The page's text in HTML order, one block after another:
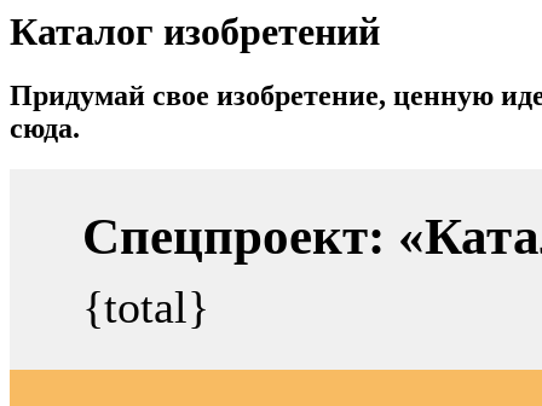
Каталог изобретений
Придумай свое изобретение, ценную
сюда.
Спецпроект:
{total}